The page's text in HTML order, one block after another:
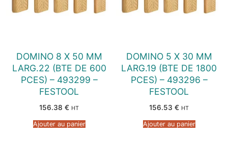
DOMINO 8 X 50 MM
LARG.22 (BTE DE 600
PCES) – 493299 –
FESTOOL
156.38 € HT
Ajouter au panier
DOMINO 5 X 30 MM
LARG.19 (BTE DE 1800
PCES) – 493296 –
FESTOOL
156.53 € HT
Ajouter au panier